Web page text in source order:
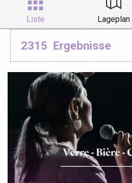
Liste Lageplan
2315 Ergebnisse